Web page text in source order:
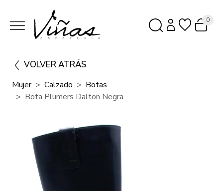
0
VOLVER ATRÁS
Mujer Calzado
Botas
Bota Plumers Dalton Negra